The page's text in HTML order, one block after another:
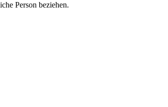
Person beziehen.